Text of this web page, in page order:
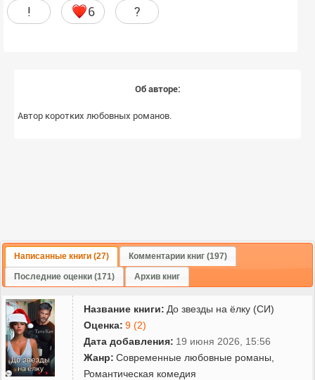
! 6 ?
Об авторе:
Автор коротких любовных романов.
Написанные книги (27) Комментарии книг (197)
Последние оценки (171) Архив книг
Название книги: До звезды на ёлку (СИ)
Оценка: 9 (2)
Дата добавления: 19 июня 2026, 15:56
Жанр: Современные любовные романы
Романтическая комедия